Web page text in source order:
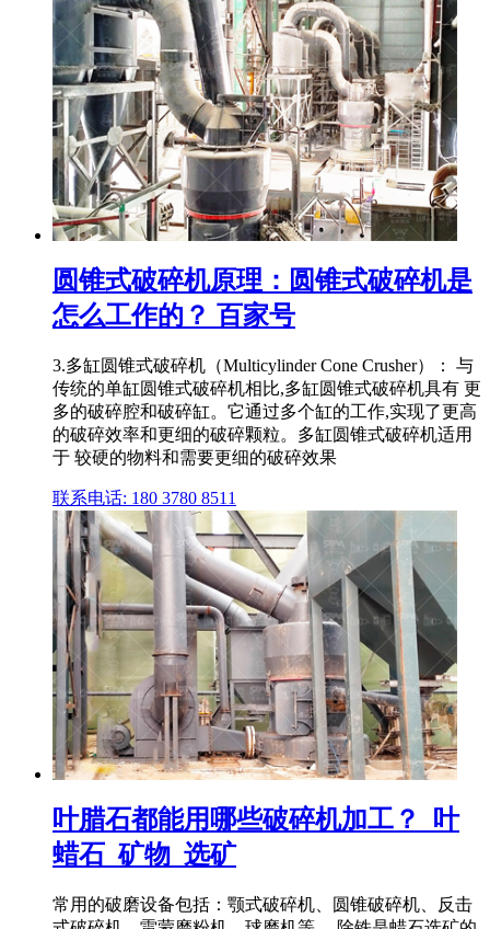
圆锥式破碎机原理：圆锥式破碎机是
怎么工作的？ 百家号
3.多缸圆锥式破碎机（Multicylinder Cone Crusher）： 与
传统的单缸圆锥式破碎机相比,多缸圆锥式破碎机具有 更
多的破碎腔和破碎缸。它通过多个缸的工作,实现了更高
的破碎效率和更细的破碎颗粒。多缸圆锥式破碎机适用
于 较硬的物料和需要更细的破碎效果
联系电话: 180 3780 8511
叶腊石都能用哪些破碎机加工？_叶
蜡石_矿物_选矿
常用的破磨设备包括：颚式破碎机、圆锥破碎机、反击